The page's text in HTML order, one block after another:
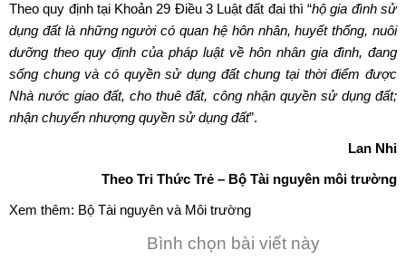
Theo quy định tại Khoản 29 Điều 3 Luật đất đai thì “hộ gia đình sử
dụng đất là những người có quan hệ hôn nhân, huyết thống, nuôi
dưỡng theo quy định của pháp luật về hôn nhân gia đình, đang
sống chung và có quyền sử dụng đất chung tại thời điểm được
Nhà nước giao đất, cho thuê đất, công nhận quyền sử dụng đất;
nhận chuyển nhượng quyền sử dụng đất”.
Lan Nhi
Theo Tri Thức Trẻ – Bộ Tài nguyên môi trường
Xem thêm: Bộ Tài nguyên và Môi trường
Bình chọn bài viết này